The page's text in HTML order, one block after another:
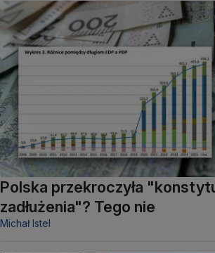
Polska przekroczyła
zadłużenia"? Tego nie
Michał Istel